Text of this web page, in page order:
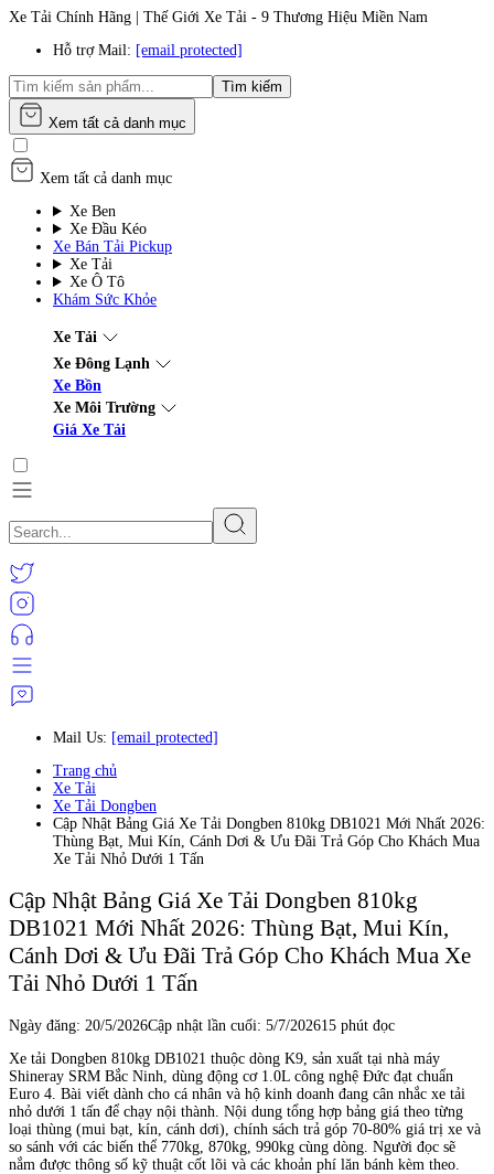
Xe Tải Chính Hãng | Thế Giới Xe Tải - 9 Thương Hiệu Miền Nam
Hỗ trợ Mail: [email protected]
Tìm kiếm
Xem tất cả danh mục
Xem tất cả danh mục
Xe Ben
Xe Đầu Kéo
Xe Bán Tải Pickup
Xe Tải
Xe Ô Tô
Khám Sức Khỏe
Xe Tải
Xe Đông Lạnh
Xe Bồn
Xe Môi Trường
Giá Xe Tải
Mail Us: [email protected]
Trang chủ
Xe Tải
Xe Tải Dongben
Cập Nhật Bảng Giá Xe Tải Dongben 810kg DB1021 Mới Nhất 2026:
Thùng Bạt, Mui Kín, Cánh Dơi & Ưu Đãi Trả Góp Cho Khách Mua
Xe Tải Nhỏ Dưới 1 Tấn
Cập Nhật Bảng Giá Xe Tải Dongben 810kg
DB1021 Mới Nhất 2026: Thùng Bạt, Mui Kín,
Cánh Dơi & Ưu Đãi Trả Góp Cho Khách Mua Xe
Tải Nhỏ Dưới 1 Tấn
Ngày đăng: 20/5/2026Cập nhật lần cuối: 5/7/202615 phút đọc
Xe tải Dongben 810kg DB1021 thuộc dòng K9, sản xuất tại nhà máy
Shineray SRM Bắc Ninh, dùng động cơ 1.0L công nghệ Đức đạt chuẩn
Euro 4. Bài viết dành cho cá nhân và hộ kinh doanh đang cân nhắc xe tải
nhỏ dưới 1 tấn để chạy nội thành. Nội dung tổng hợp bảng giá theo từng
loại thùng (mui bạt, kín, cánh dơi), chính sách trả góp 70-80% giá trị xe và
so sánh với các biến thể 770kg, 870kg, 990kg cùng dòng. Người đọc sẽ
nắm được thông số kỹ thuật cốt lõi và các khoản phí lăn bánh kèm theo.